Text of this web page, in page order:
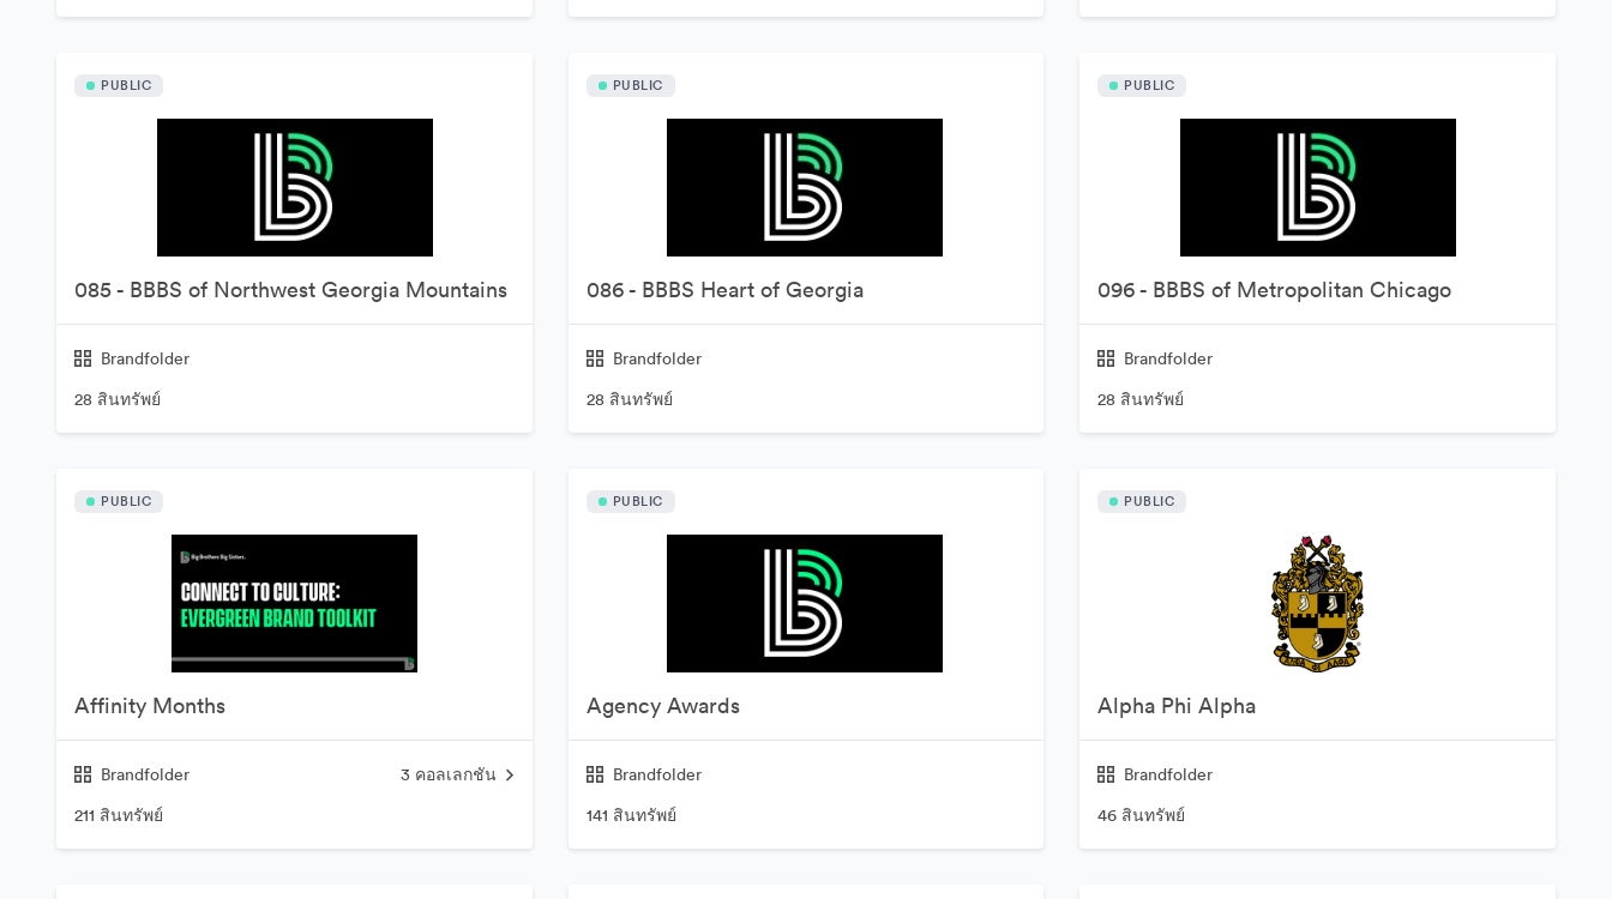
PUBLIC
085 - BBBS of Northwest Georgia Mountains
Brandfolder
28 สินทรัพย์
PUBLIC
086 - BBBS Heart of Georgia
Brandfolder
28 สินทรัพย์
PUBLIC
096 - BBBS of Metropolitan Chicago
Brandfolder
28 สินทรัพย์
PUBLIC
Affinity Months
Brandfolder 3 คอลเลกชัน
211 สินทรัพย์
PUBLIC
Agency Awards
Brandfolder
141 สินทรัพย์
PUBLIC
Alpha Phi Alpha
Brandfolder
46 สินทรัพย์